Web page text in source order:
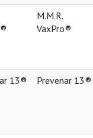
M.M.R.
VaxPro®
13® Prevenar 13®